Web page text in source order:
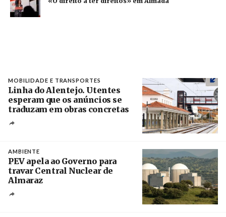
MOBILIDADE E TRANSPORTES
Linha do Alentejo. Utentes
esperam que os anúncios se
traduzam em obras concretas
AMBIENTE
PEV apela ao Governo para
travar Central Nuclear de
Almaraz